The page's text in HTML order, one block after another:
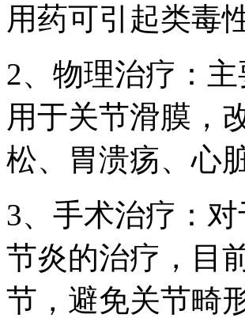
用药可引起类毒
2、物理治疗：
用于关节滑膜，
松、胃溃疡、心
3、手术治疗：
节炎的治疗，目
节，避免关节畸